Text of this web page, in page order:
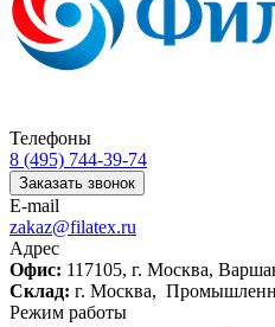
Телефоны
8 (495) 744-39-74
Заказать звонок
E-mail
zakaz@filatex.ru
Адрес
Офис: 117105, г. Москва,
Склад: г. Москва,
Режим работы